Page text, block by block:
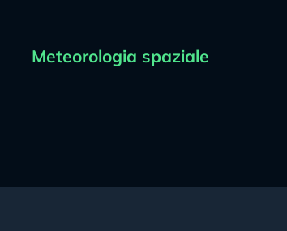
Meteorologia spaziale